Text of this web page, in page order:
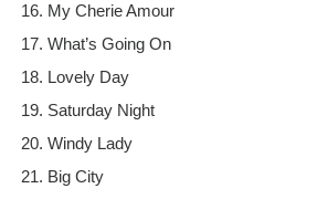
16. My Cherie Amour
17. What’s Going On
18. Lovely Day
19. Saturday Night
20. Windy Lady
21. Big City